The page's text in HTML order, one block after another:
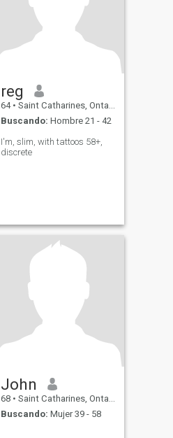
reg
64 • Saint Catharines, Ontario, Canadá
Buscando: Hombre 21 - 42
I'm, slim, with tattoos 58+,
discrete
John
68 • Saint Catharines, Ontario, Canadá
Buscando: Mujer 39 - 58